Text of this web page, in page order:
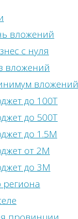
вложений
с нуля
вложений
вложений
до 100Т
до 500Т
до 1.5М
от 2М
до 3М
региона